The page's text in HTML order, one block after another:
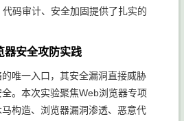
码审计、安全加固提供了扎实的
器安全攻防实践
唯一入口，其安全漏洞直接威胁
。本次实验聚焦Web浏览器专项
构造、浏览器漏洞渗透、恶意代